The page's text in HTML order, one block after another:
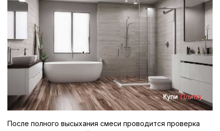
После полного высыхания смеси проводится проверка